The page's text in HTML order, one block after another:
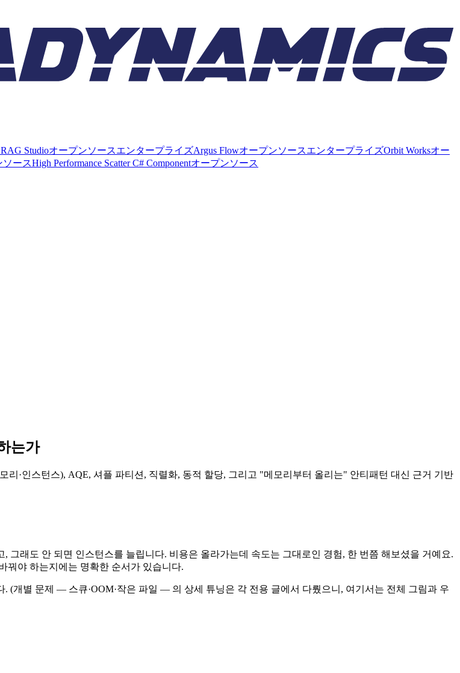
StudioオープンソースエンタープライズArgus FlowオープンソースエンタープライズOrbit Worksオー
ソースHigh Performance Scatter C# Componentオープンソース
는가
리·인스턴스), AQE, 셔플 파티션, 직렬화, 동적 할당, 그리고 "메모리부터 올리는" 안티패턴 대신 근거 기반
, 그래도 안 되면 인스턴스를 늘립니다. 비용은 올라가는데 속도는 그대로인 경험, 한 번쯤 해보셨을 거예요.
꿔야 하는지에는 명확한 순서가 있습니다.
(개별 문제 — 스큐·OOM·작은 파일 — 의 상세 튜닝은 각 전용 글에서 다뤘으니, 여기서는 전체 그림과 우